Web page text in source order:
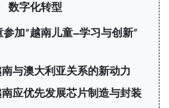
数字化转型
加“越南儿童—学习与创新”
与澳大利亚关系的新动力
应优先发展芯片制造与封装